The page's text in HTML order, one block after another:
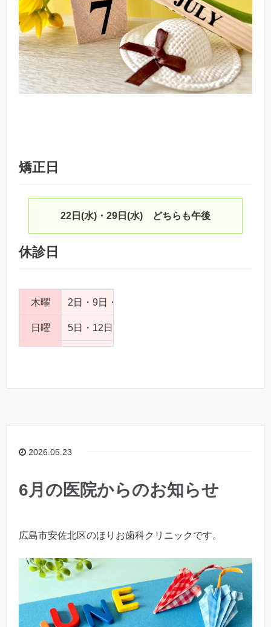
矯正日
22日(水)・29日(水) どちらも午後
休診日
木曜 2日・9日・16日・23日・30日
日曜 5日・12日・19日・26日
2026.05.23
6月の医院からのお知らせ
広島市安佐北区のほりお歯科クリニックです。